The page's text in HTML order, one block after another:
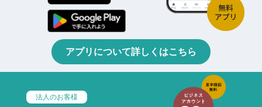
アプリについて詳しくはこちら
法人のお客様